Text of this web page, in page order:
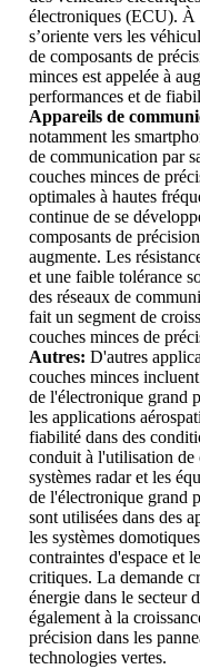
électroniques (ECU). À
s’oriente vers les
de composants de
minces est appelée à
performances et de
Appareils de
notamment les
de communication par
couches minces de
optimales à hautes
continue de se
composants de
augmente. Les
et une faible tolérance
des réseaux de
fait un segment de
couches minces de
Autres: D'autres
couches minces
de l'électronique grand
les applications
fiabilité dans des
conduit à l'utilisation de
systèmes radar et les
de l'électronique grand
sont utilisées dans des
les systèmes
contraintes d'espace et
critiques. La demande
énergie dans le secteur
également à la
précision dans les
technologies vertes.